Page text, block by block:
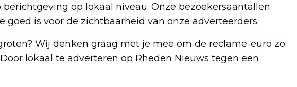
berichtgeving op lokaal niveau. Onze bezoekersaantallen
goed is voor de zichtbaarheid van onze adverteerders.
Wij denken graag met je mee om de reclame-euro zo
lokaal te adverteren op Rheden Nieuws tegen een